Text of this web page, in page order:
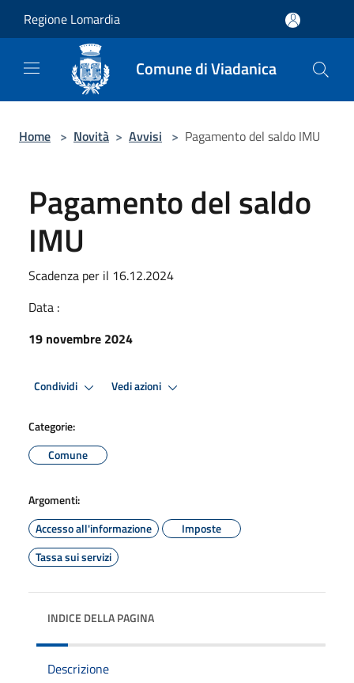
Regione Lomardia
Comune di Viadanica
Home > Novità > Avvisi > Pagamento del saldo IMU
Pagamento del saldo
IMU
Scadenza per il 16.12.2024
Data :
19 novembre 2024
Condividi Vedi azioni
Categorie:
Comune
Argomenti:
Accesso all'informazione
Imposte
Tassa sui servizi
INDICE DELLA PAGINA
Descrizione